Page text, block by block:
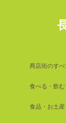
商店街のす
食べる・飲む
食品・お土産